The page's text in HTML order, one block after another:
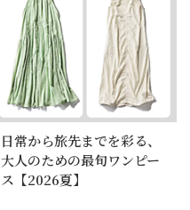
日常から旅先までを彩る、
大人のための最旬ワンピー
ス【2026夏】